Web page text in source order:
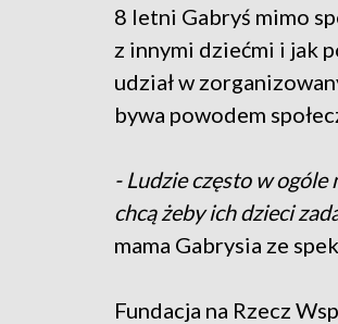
8 letni Gabryś mimo
z innymi dziećmi i jak
udział w
bywa powodem
- Ludzie często w
chcą żeby ich dzieci
mama Gabrysia ze
Fundacja na Rzecz